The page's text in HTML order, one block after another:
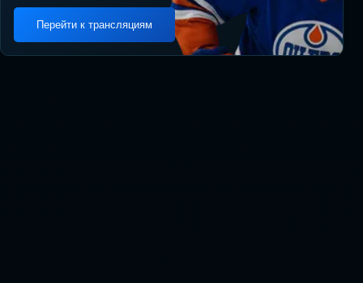
Перейти к трансляциям